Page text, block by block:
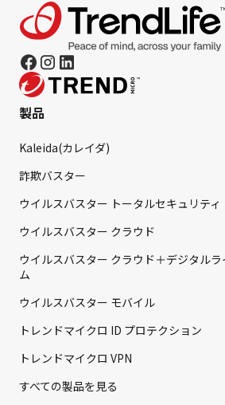
製品
Kaleida(カレイダ)
詐欺バスター
ウイルスバスター トータルセキュリティ
ウイルスバスター クラウド
ウイルスバスター クラウド＋デジタル
ム
ウイルスバスター モバイル
トレンドマイクロ ID プロテクション
トレンドマイクロ VPN
すべての製品を見る